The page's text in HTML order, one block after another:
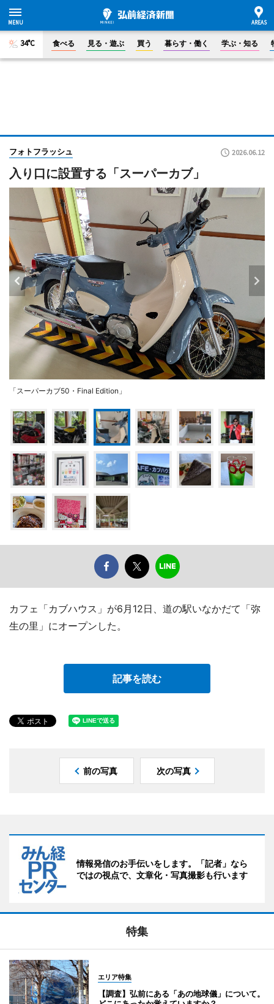
34°C 食べる 見る・遊ぶ 買う 暮らす・働く 学ぶ・知る
フォトフラッシュ 2026.06.12
入り口に設置する「スーパーカブ」
「スーパーカブ50・Final Edition」
カフェ「カブハウス」が6月12日、道の駅いなかだて「弥
生の里」にオープンした。
記事を読む
前の写真 次の写真
情報発信のお手伝いをします。「記者」なら
ではの視点で、文章化・写真撮影も行います
特集
エリア特集
【調査】弘前にある「あの地球儀」について。